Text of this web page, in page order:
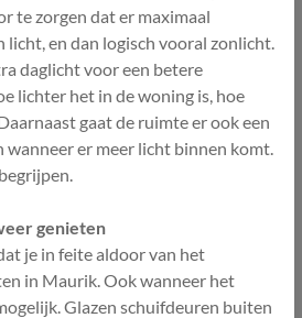
te zorgen dat er maximaal
en dan logisch vooral zonlicht.
daglicht voor een betere
lichter het in de woning is, hoe
gaat de ruimte er ook een
wanneer er meer licht binnen komt.
genieten
je in feite aldoor van het
in Maurik. Ook wanneer het
Glazen schuifdeuren buiten